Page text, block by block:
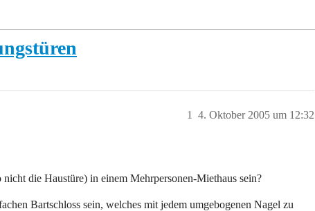
4. Oktober 2005 um 12:32
1
die Haustüre) in einem Mehrpersonen-Miethaus sein?
Bartschloss sein, welches mit jedem umgebogenen Nagel zu